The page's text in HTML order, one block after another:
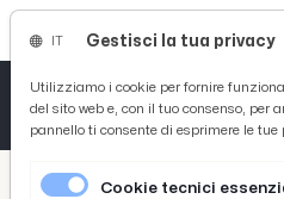
/
Gestisci la tua privacy
Utilizziamo i cookie per fornire
del sito web e, con il tuo consenso, per
pannello ti consente di esprimere le tue
Cookie tecnici
Tutto News
Tutto Sport
Tutto Curiosità